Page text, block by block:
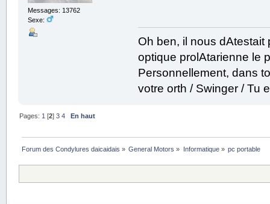
Messages: 13762
Sexe:
Oh ben, il nous
optique prolAtarienne le
Personnellement, dans
votre orth / Swinger / Tu
Pages:1 [2]3 4 En haut
Forum des Condylures daicaidais » General Motors » Informatique» pc portable